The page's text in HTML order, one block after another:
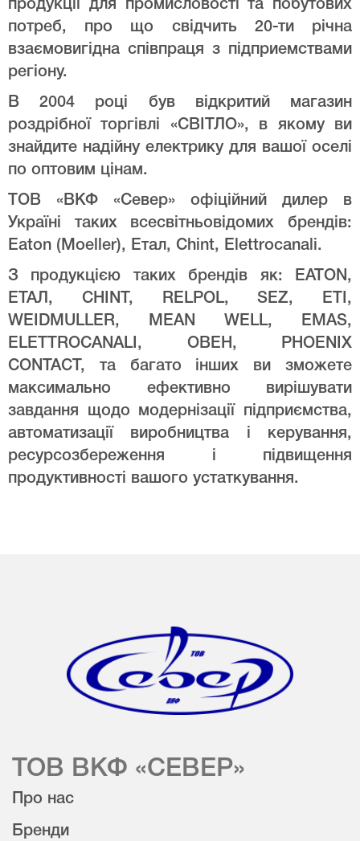
продукції для промисловості та побутових
потреб, про що свідчить 20-ти річна
взаємовигідна співпраця з підприемствами
регіону.
В 2004 році був відкритий магазин
роздрібної торгівлі «СВІТЛО», в якому ви
знайдите надійну електрику для вашої оселі
по оптовим цінам.
ТОВ «ВКФ «Север» офіційний дилер в
Україні таких всесвітньовідомих брендів:
Eaton (Moeller), Етал, Chint, Elettrocanali.
З продукцією таких брендів як: EATON,
ЕТАЛ, CHINT, RELPOL, SEZ, ETI,
WEIDMULLER, MEAN WELL, EMAS,
ELETTROCANALI, ОВЕН, PHOENIX
CONTACT, та багато інших ви зможете
максимально ефективно вирішувати
завдання щодо модернізації підприємства,
автоматизації виробництва і керування,
ресурсозбереження і підвищення
продуктивності вашого устаткування.
ТОВ ВКФ «СЕВЕР»
Про нас
Бренди